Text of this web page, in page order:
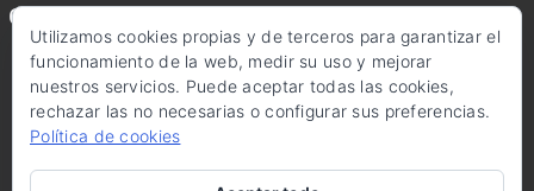
Contactar
info@kimagestion.com
Utilizamos cookies propias y de terceros para garantizar el
funcionamiento de la web, medir su uso y mejorar
nuestros servicios. Puede aceptar todas las cookies,
rechazar las no necesarias o configurar sus preferencias.
Política de cookies